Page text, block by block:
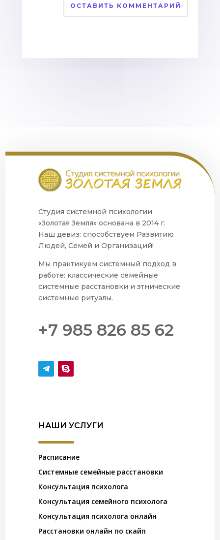
ОСТАВИТЬ КОММЕНТАРИЙ
Студия системной психологии
«Золотая Земля» основана в 2014 г.
Наш девиз: способствуем Развитию
Людей, Семей и Организаций!
Мы практикуем системный подход в
работе: классические семейные
системные расстановки и этнические
системные ритуалы.
+7 985 826 85 62
НАШИ УСЛУГИ
Расписание
Системные семейные расстановки
Консультация психолога
Консультация семейного психолога
Консультация психолога онлайн
Расстановки онлайн по скайп